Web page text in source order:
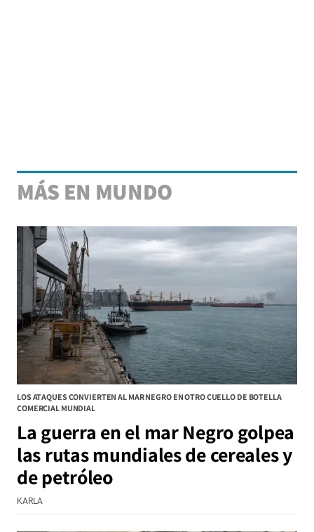
MÁS EN MUNDO
LOS ATAQUES CONVIERTEN AL MAR NEGRO EN OTRO CUELLO DE BOTELLA
COMERCIAL MUNDIAL
La guerra en el mar Negro golpea
las rutas mundiales de cereales y
de petróleo
KARLA